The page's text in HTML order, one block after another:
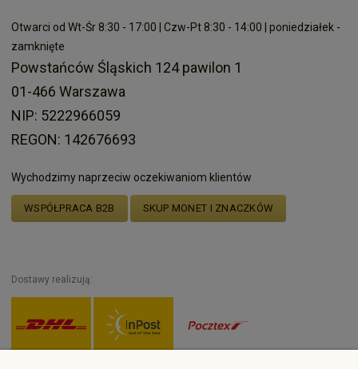
Otwarci od Wt-Śr 8:30 - 17:00 | Czw-Pt 8:30 - 14:00 | poniedziałek -
zamknięte
Powstańców Śląskich 124 pawilon 1
01-466 Warszawa
NIP: 5222966059
REGON: 142676693
Wychodzimy naprzeciw oczekiwaniom klientów
WSPÓŁPRACA B2B SKUP MONET I ZNACZKÓW
Dostawy realizują: